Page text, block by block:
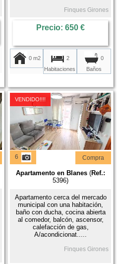
Finques Girones
Precio: 650 €
0 m2
2
Habitaciones
0
Baños
VENDIDO!!!!
6 Compra
Apartamento en Blanes (Ref.:
5396)
Apartamento cerca del mercado
municipal con una habitación,
baño con ducha, cocina abierta
al comedor, balcón, ascensor,
calefacción de gas,
A/acondicionat.....
Finques Girones